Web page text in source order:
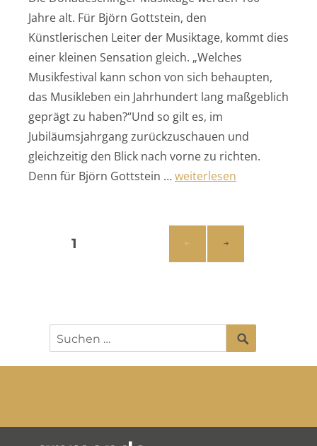
Jahre alt. Für Björn Gottstein, den
Künstlerischen Leiter der Musiktage, kommt dies
einer kleinen Sensation gleich. „Welches
Musikfestival kann schon von sich behaupten,
das Musikleben ein Jahrhundert lang maßgeblich
geprägt zu haben?“Und so gilt es, im
Jubiläumsjahrgang zurückzuschauen und
gleichzeitig den Blick nach vorne zu richten.
Denn für Björn Gottstein …„100 Jahre
weiterlesen
Seitennummerierung
SEITE1
Suchen
nach:
SUCHEN